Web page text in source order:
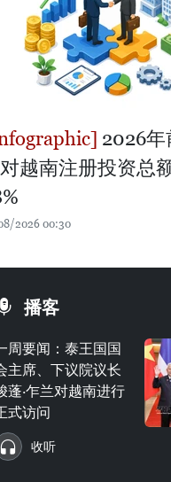
2026年
越南注册投资总
2026 00:30
播客
周要闻：泰王国国
主席、下议院议长
蓬·乍兰对越南进行
式访问
收听